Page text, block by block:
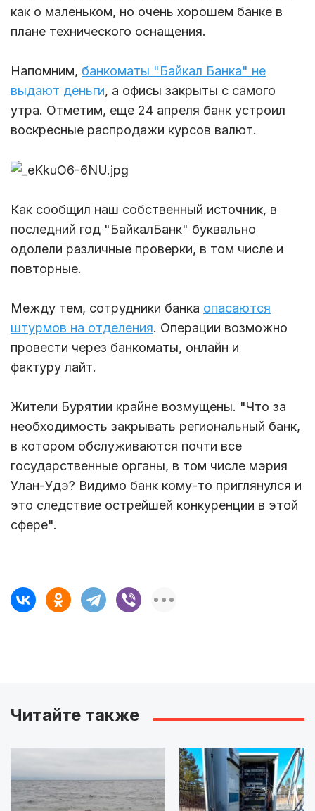
как о маленьком, но очень хорошем банке в
плане технического оснащения.
Напомним, банкоматы "Байкал Банка" не
выдают деньги, а офисы закрыты с самого
утра. Отметим, еще 24 апреля банк устроил
воскресные распродажи курсов валют.
Как сообщил наш собственный источник, в
последний год "БайкалБанк" буквально
одолели различные проверки, в том числе и
повторные.
Между тем, сотрудники банка опасаются
штурмов на отделения. Операции возможно
провести через банкоматы, онлайн и
фактуру лайт.
Жители Бурятии крайне возмущены. "Что за
необходимость закрывать региональный банк,
в котором обслуживаются почти все
государственные органы, в том числе мэрия
Улан-Удэ? Видимо банк кому-то приглянулся и
это следствие острейшей конкуренции в этой
сфере".
Читайте также